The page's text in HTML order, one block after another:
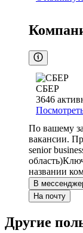
СБЕР
3646
По вашему
вакансии.
senior
область)
названии
В
На почту
Другие